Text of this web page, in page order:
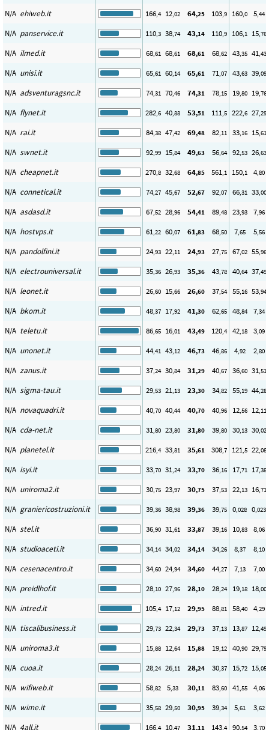
N/A ehiweb.it 166,4 12,02 64,25 103,9 160,0 5,44
N/A panservice.it 110,3 38,74 43,14 110,9 106,1 15,76
N/A ilmed.it 68,61 68,61 68,61 68,62 43,35 41,43
N/A unisi.it 65,61 60,14 65,61 71,07 43,63 39,09
N/A adsventuragsnc.it 74,31 70,46 74,31 78,15 19,80 19,76
N/A flynet.it 282,6 40,88 53,51 111,5 222,6 27,29
N/A rai.it 84,38 47,42 69,48 82,11 33,16 15,61
N/A swnet.it 92,99 15,84 49,63 56,64 92,53 26,63
N/A cheapnet.it 270,8 32,68 64,85 561,1 150,1 4,80
N/A connetical.it 74,27 45,67 52,67 92,07 66,31 33,00
N/A asdasd.it 67,52 28,96 54,41 89,48 23,93 7,96
N/A hostvps.it 61,22 60,07 61,83 68,50 7,65 5,56
N/A pandolfini.it 24,93 22,11 24,93 27,75 67,02 55,96
N/A electrouniversal.it 35,36 26,93 35,36 43,78 40,64 37,49
N/A leonet.it 26,60 15,66 26,60 37,54 55,16 53,94
N/A bkom.it 48,37 17,92 41,30 62,65 48,84 7,34
N/A teletu.it 86,65 16,01 43,49 120,4 42,18 3,09
N/A unonet.it 44,41 43,12 46,73 46,86 4,92 2,80
N/A zanus.it 37,24 30,84 31,29 40,67 36,60 31,51
N/A sigma-tau.it 29,53 21,13 23,30 34,82 55,19 44,28
N/A novaquadri.it 40,70 40,44 40,70 40,96 12,56 12,11
N/A cda-net.it 31,80 23,80 31,80 39,80 30,13 30,02
N/A planetel.it 216,4 33,81 35,61 308,7 121,5 22,08
N/A isyi.it 33,70 31,24 33,70 36,16 17,71 17,38
N/A uniroma2.it 30,75 23,97 30,75 37,53 22,13 16,71
N/A graniericostruzioni.it 39,36 38,98 39,36 39,75 0,028 0,023
N/A stel.it 36,90 31,61 33,87 39,16 10,83 8,06
N/A studioaceti.it 34,14 34,02 34,14 34,26 8,37 8,10
N/A cesenacentro.it 34,60 24,94 34,60 44,27 7,13 7,00
N/A preidlhof.it 28,10 27,96 28,10 28,24 19,18 18,00
N/A intred.it 105,4 17,12 29,95 88,81 58,40 4,29
N/A tiscalibusiness.it 29,73 22,34 29,73 37,13 13,87 12,49
N/A uniroma3.it 15,88 12,64 15,88 19,12 40,90 29,79
N/A cuoa.it 28,24 26,11 28,24 30,37 15,72 15,05
N/A wifiweb.it 58,82 5,33 30,11 83,60 41,55 4,06
N/A wime.it 35,58 29,50 30,95 39,34 5,61 3,62
N/A 4all.it 166,4 10,47 31,11 143,4 90,54 3,70